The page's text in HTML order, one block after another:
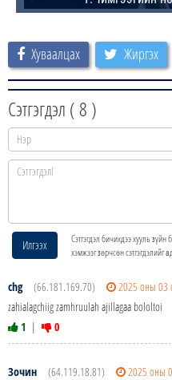
Хуваалцах Жиргэх
Сэтгэгдэл (8 )
Илгээх
Сэтгэгдэл бичихдээ хууль зүйн
хэмжээг зөрчсөн сэтгэгдэлийг
chg (66.181.169.70)
2025 оны 03
zahialagchiig zamhruulah ajillagaa bololtoi
1 | 0
Зочин (64.119.18.81)
2025 оны